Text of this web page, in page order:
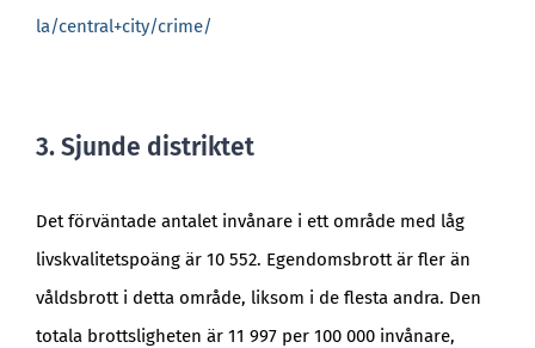
la/central+city/crime/
3. Sjunde distriktet
Det förväntade antalet invånare i ett område med låg
livskvalitetspoäng är 10 552. Egendomsbrott är fler än
våldsbrott i detta område, liksom i de flesta andra. Den
totala brottsligheten är 11 997 per 100 000 invånare,